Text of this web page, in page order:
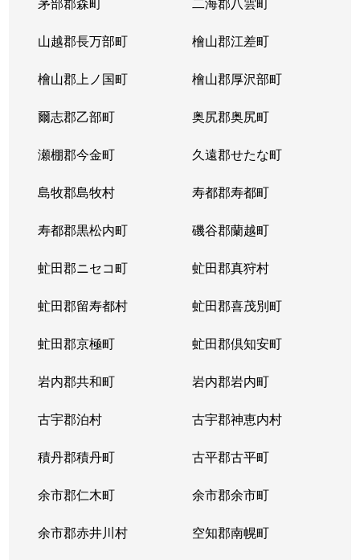
山越郡長万部町 檜山郡江差町
檜山郡上ノ国町 檜山郡厚沢部町
爾志郡乙部町 奥尻郡奥尻町
瀬棚郡今金町 久遠郡せたな町
島牧郡島牧村 寿都郡寿都町
寿都郡黒松内町 磯谷郡蘭越町
虻田郡ニセコ町 虻田郡真狩村
虻田郡留寿都村 虻田郡喜茂別町
虻田郡京極町 虻田郡倶知安町
岩内郡共和町 岩内郡岩内町
古宇郡泊村 古宇郡神恵内村
積丹郡積丹町 古平郡古平町
余市郡仁木町 余市郡余市町
余市郡赤井川村 空知郡南幌町